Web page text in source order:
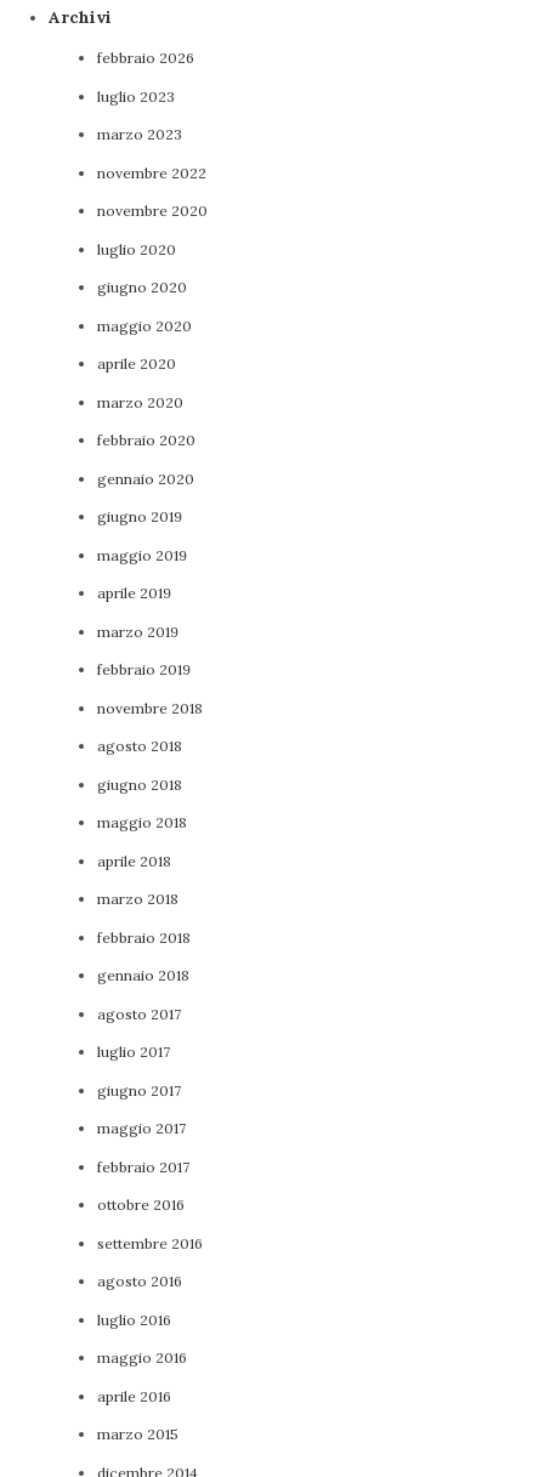
Archivi
febbraio 2026
luglio 2023
marzo 2023
novembre 2022
novembre 2020
luglio 2020
giugno 2020
maggio 2020
aprile 2020
marzo 2020
febbraio 2020
gennaio 2020
giugno 2019
maggio 2019
aprile 2019
marzo 2019
febbraio 2019
novembre 2018
agosto 2018
giugno 2018
maggio 2018
aprile 2018
marzo 2018
febbraio 2018
gennaio 2018
agosto 2017
luglio 2017
giugno 2017
maggio 2017
febbraio 2017
ottobre 2016
settembre 2016
agosto 2016
luglio 2016
maggio 2016
aprile 2016
marzo 2015
dicembre 2014